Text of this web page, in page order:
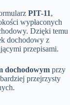
PIT-11,
wypłaconych
Dzięki temu
dochodowy z
przepisami.
dochodowym przy
przejrzysty